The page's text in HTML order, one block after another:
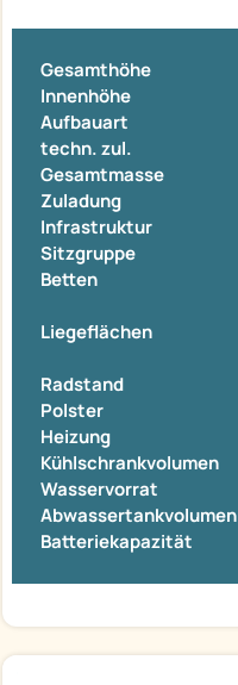
Gesamthöhe
Innenhöhe
Aufbauart
techn. zul.
Gesamtmasse
Zuladung
Infrastruktur
Sitzgruppe
Betten
Liegeflächen
Radstand
Polster
Heizung
Kühlschrankvolumen
Wasservorrat
Abwassertankvolumen
Batteriekapazität